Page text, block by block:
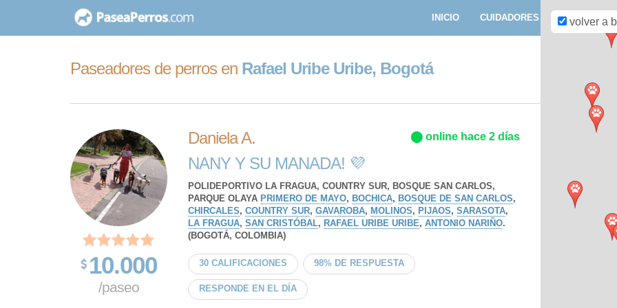
contenido
INICIO CUIDADORES
Paseadores de perros en Rafael Uribe Uribe, Bogotá
10.000
/paseo
Daniela A. ⬤ online hace 2 días
NANY Y SU MANADA! 💜
POLIDEPORTIVO LA FRAGUA, COUNTRY SUR, BOSQUE SAN CARLOS,
PARQUE OLAYA PRIMERO DE MAYO, BOCHICA, BOSQUE DE SAN CARLOS,
CHIRCALES, COUNTRY SUR, GAVAROBA, MOLINOS, PIJAOS, SARASOTA,
LA FRAGUA, SAN CRISTÓBAL, RAFAEL URIBE URIBE, ANTONIO NARIÑO.
(BOGOTÁ, COLOMBIA)
30 CALIFICACIONES 98% DE RESPUESTA
RESPONDE EN EL DÍA
volver a